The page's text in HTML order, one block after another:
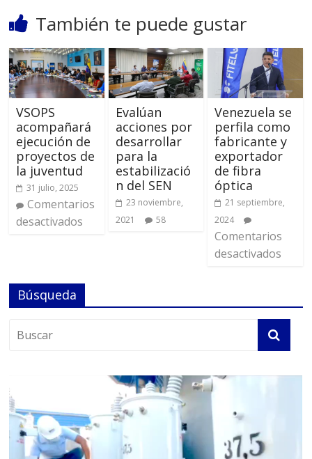
También te puede gustar
VSOPS
acompañará
ejecución de
proyectos de
la juventud
31 julio, 2025
Comentarios
desactivados
Evalúan
acciones por
desarrollar
para la
estabilizació
n del SEN
23 noviembre,
2021
58
Venezuela se
perfila como
fabricante y
exportador
de fibra
óptica
21 septiembre,
2024
Comentarios
desactivados
Búsqueda